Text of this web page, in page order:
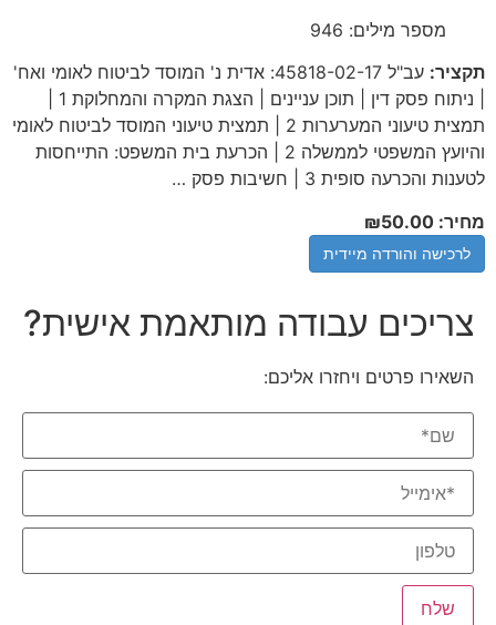
מספר מילים: 946
תקציר:
עב"ל 45818-02-17: אדית נ' המוסד לביטוח לאומי ואח'
תמצית טיעוני המערערות 2 | תמצית טיעוני המוסד לביטוח לאומי
והיועץ המשפטי לממשלה 2 | הכרעת בית המשפט: התייחסות
לטענות והכרעה סופית 3 | חשיבות פסק …
מחיר: ₪50.00
לרכישה והורדה מיידית
צריכים עבודה מותאמת אישית?
השאירו פרטים ויחזרו אליכם: